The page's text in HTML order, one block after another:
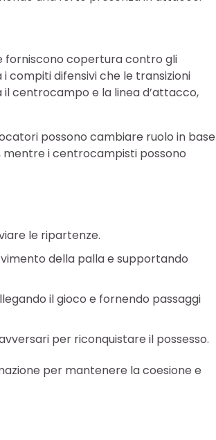
forniscono copertura contro gli
difensivi che le transizioni
centrocampo e la linea d’attacco,
possono cambiare ruolo in
mentre i centrocampisti possono
le ripartenze.
della palla e supportando
il gioco e fornendo passaggi
per riconquistare il possesso.
per mantenere la coesione e